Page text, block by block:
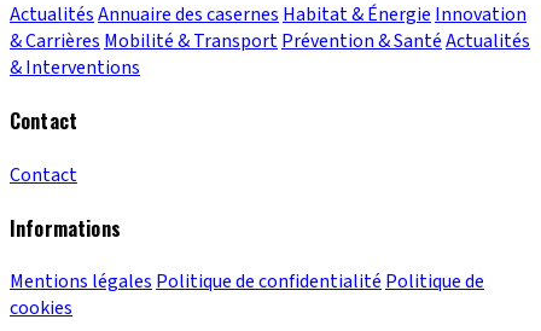
ActualitésAnnuaire des casernes Habitat & Énergie Innovation
& Carrières Mobilité & TransportPrévention & SantéActualités
& Interventions
Contact
Contact
Informations
Mentions légales Politique de confidentialité Politique de
cookies